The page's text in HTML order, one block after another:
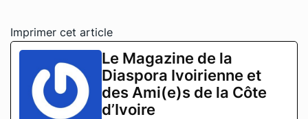
Imprimer cet article
Le Magazine de la
Diaspora Ivoirienne et
des Ami(e)s de la Côte
d’Ivoire